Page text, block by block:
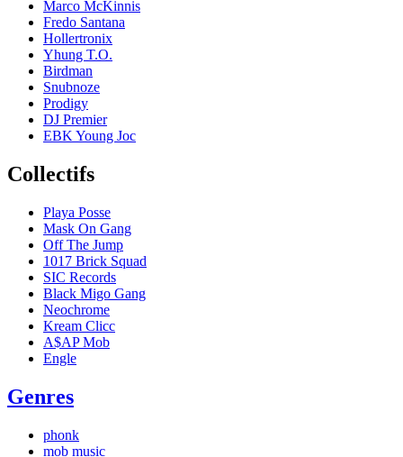
Marco McKinnis
Fredo Santana
Hollertronix
Yhung T.O.
Birdman
Snubnoze
Prodigy
DJ Premier
EBK Young Joc
Collectifs
Playa Posse
Mask On Gang
Off The Jump
1017 Brick Squad
SIC Records
Black Migo Gang
Neochrome
Kream Clicc
A$AP Mob
Engle
Genres
phonk
mob music